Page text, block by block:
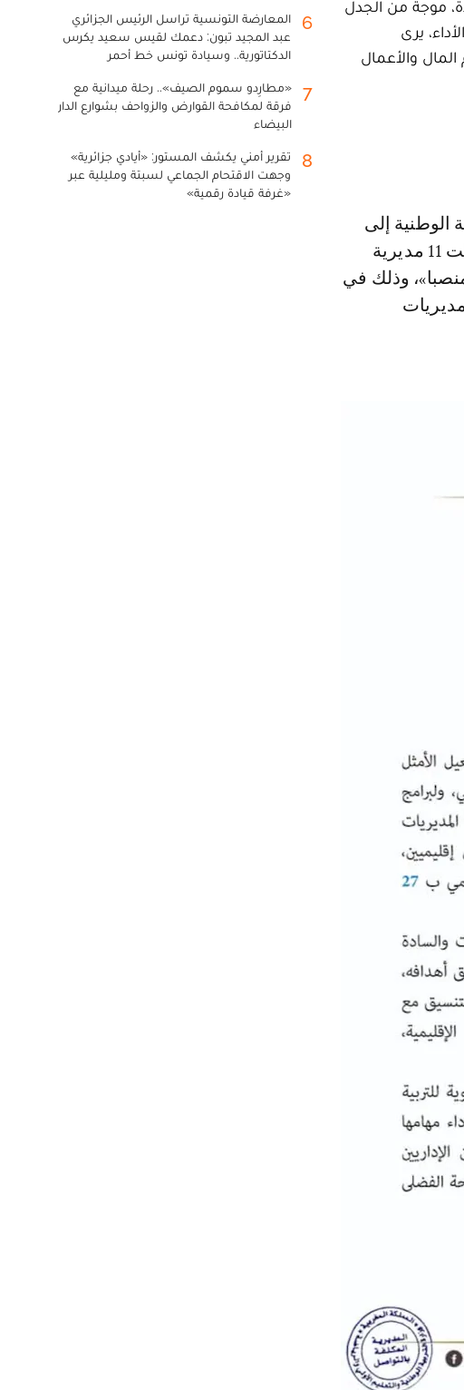
بإعفاء 16 مديرا إقليميا دفعة واحدة، موجة من الجدل
يرى
والأعمال
الوطنية إلى
إصدار بلاغ تعلن فيه أن الأمر يتعلق بـ«حركة تغييرات واسعة شملت 11 مديرية
مع إنهاء مهام 16 مديرا إقليميا وفتح باب التباري على 27 منصبا»، وذلك في
6
المعارضة التونسية تراسل الرئيس الجزائري
عبد المجيد تبون: دعمك لقيس سعيد يكرس
الدكتاتورية.. وسيادة تونس خط أحمر
7
«مطارِدو سموم الصيف».. رحلة ميدانية مع
فرقة لمكافحة القوارض والزواحف بشوارع الدار
البيضاء
8
تقرير أمني يكشف المستور: «أيادي جزائرية»
وجهت الاقتحام الجماعي لسبتة ومليلية عبر
«غرفة قيادة رقمية»